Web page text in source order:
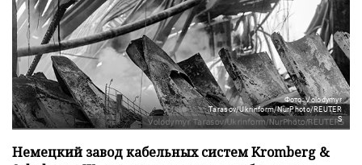
Фото: Volodymyr
Tarasov/Ukrinform/NurPhoto/REUTER
S
Немецкий завод кабельных систем Kromberg &